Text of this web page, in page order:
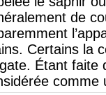
de
Certains la
Étant faite
comme